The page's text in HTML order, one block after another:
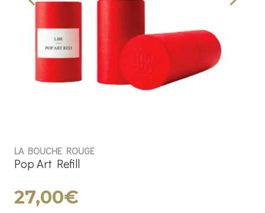
LA BOUCHE ROUGE
Pop Art Refill
27,00€